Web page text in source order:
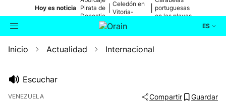
Hoy es noticia Pirata de
Donostia
Celedón en
Vitoria-
portuguesas
en las playas
ES
Buscador Actualidad
Inicio Actualidad Internacional
Escuchar
VENEZUELA Compartir Guardar